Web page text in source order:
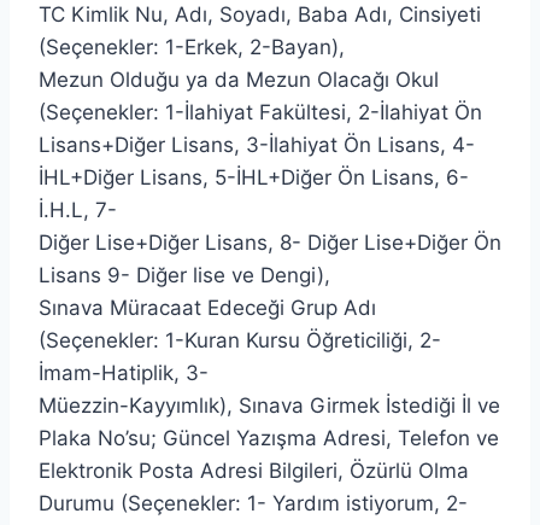
TC Kimlik Nu, Adı, Soyadı, Baba Adı, Cinsiyeti
(Seçenekler: 1-Erkek, 2-Bayan),
Mezun Olduğu ya da Mezun Olacağı Okul
(Seçenekler: 1-İlahiyat Fakültesi, 2-İlahiyat Ön
Lisans+Diğer Lisans, 3-İlahiyat Ön Lisans, 4-
İHL+Diğer Lisans, 5-İHL+Diğer Ön Lisans, 6-
İ.H.L, 7-
Diğer Lise+Diğer Lisans, 8- Diğer Lise+Diğer Ön
Lisans 9- Diğer lise ve Dengi),
Sınava Müracaat Edeceği Grup Adı
(Seçenekler: 1-Kuran Kursu Öğreticiliği, 2-
İmam-Hatiplik, 3-
Müezzin-Kayyımlık), Sınava Girmek İstediği İl ve
Plaka No’su; Güncel Yazışma Adresi, Telefon ve
Elektronik Posta Adresi Bilgileri, Özürlü Olma
Durumu (Seçenekler: 1- Yardım istiyorum, 2-